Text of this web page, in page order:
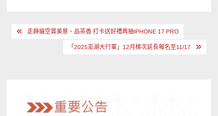
文 走靜貓空賞美景、品茶香 打卡送好禮再抽IPHONE 17 PRO
「2025澎湖大行軍」12月梯次延長報名至11/17